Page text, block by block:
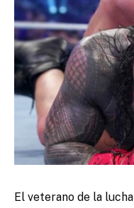
El veterano de la